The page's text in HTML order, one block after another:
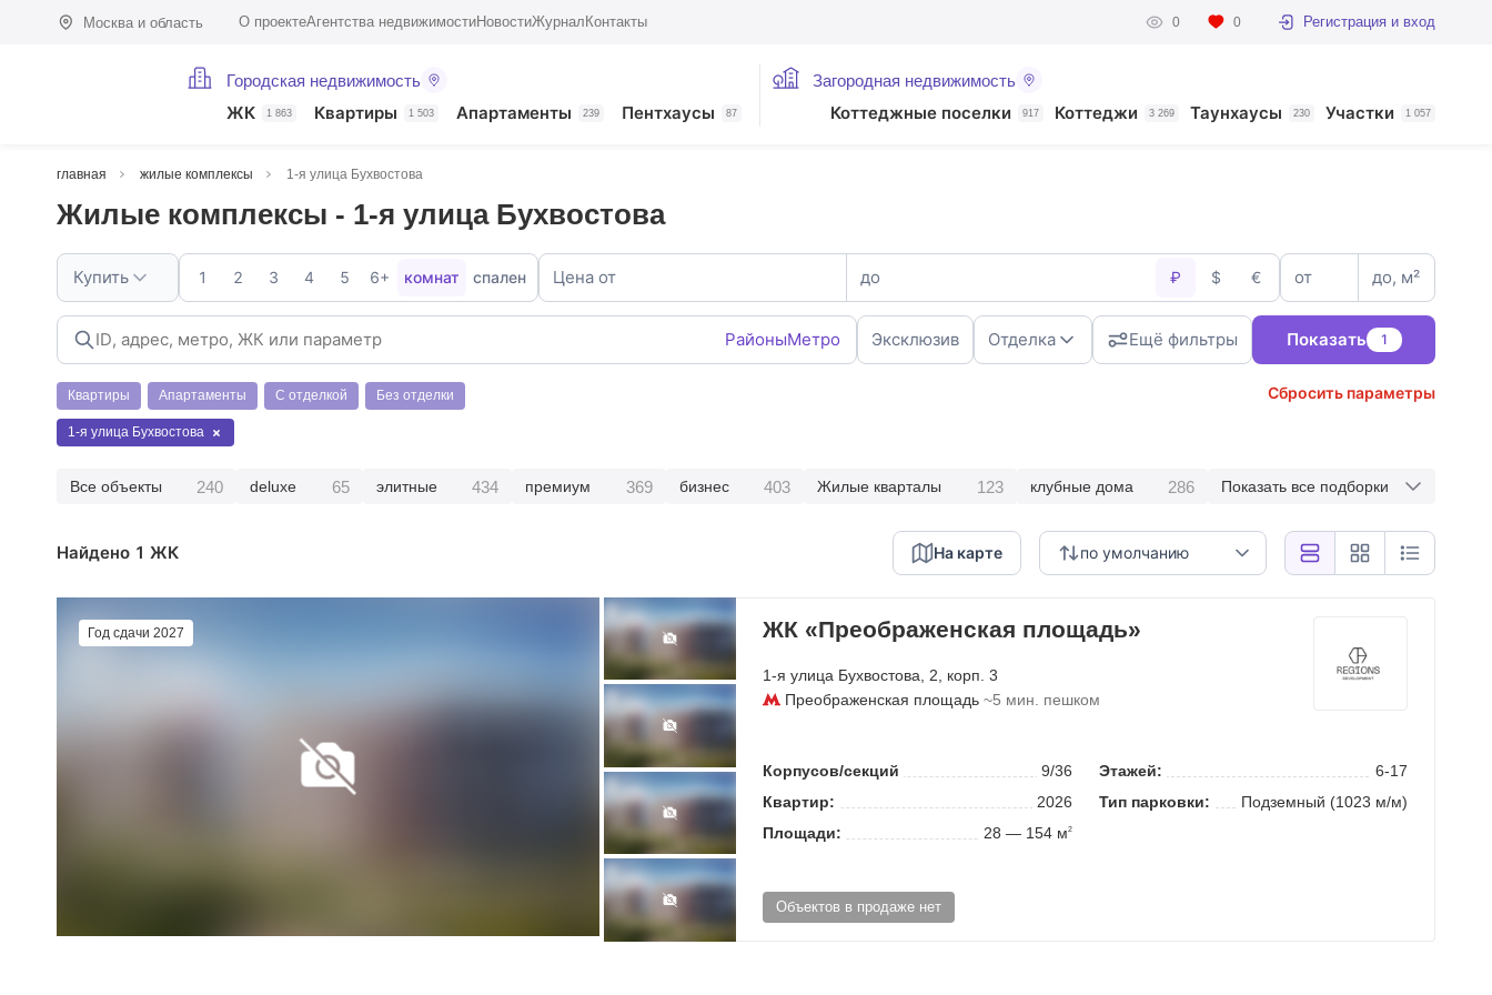
Москва и область О проектеАгентства недвижимостиНовостиЖурнал Контакты 0 0 Регистрация и вход
Городская недвижимость
ЖК 1 863 Квартиры 1 503 Апартаменты 239 Пентхаусы 87
Загородная недвижимость
Коттеджные поселки 917 Коттеджи 3 269 Таунхаусы 230 Участки 1 057
главная жилые комплексы 1-я улица Бухвостова
Жилые комплексы - 1-я улица Бухвостова
Купить 1 2 3 4 5 6+ комнат спален Цена от до ₽ $ € от до, м²
РайоныМетро Эксклюзив Отделка Ещё фильтры Показать 1
Квартиры Апартаменты С отделкой Без отделки Сбросить параметры
1-я улица Бухвостова
Все объекты 240 deluxe 65 элитные 434 премиум 369 бизнес 403 Жилые кварталы 123 клубные дома 286 Показать все подборки
Найдено 1 ЖК по умолчанию
На карте
Год сдачи 2027 ЖК «Преображенская площадь»
1-я улица Бухвостова , 2, корп. 3
Преображенская площадь ~5 мин. пешком
Корпусов/секций 9/36 Этажей:
6-17
Квартир:
2026 Тип парковки:
Подземный (1023 м/м)
Площади:
28 — 154 м2
Объектов в продаже нет